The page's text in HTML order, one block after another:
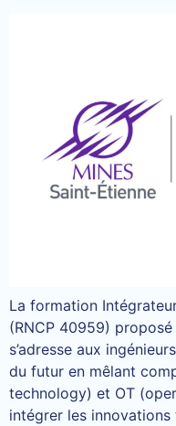
La formation
(RNCP 40959)
s’adresse aux
du futur en mêlant
technology) et OT
intégrer les innovations